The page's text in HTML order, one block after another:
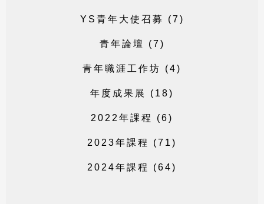
Y S 青年 大 使 召 募 (7 )
青年論壇 (7 )
青年職涯 工 作坊 (4)
年 度 成果 展 ( 1 8)
2 0 2 2 年課 程 (6)
2 0 2 3年課 程 (7 1 )
2 0 2 4年課 程 (64)